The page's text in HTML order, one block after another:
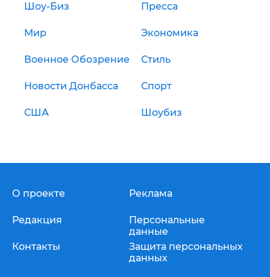
Шоу-Биз Пресса
Мир Экономика
Военное Обозрение Стиль
Новости Донбасса Спорт
США Шоубиз
О проекте
Редакция
Контакты
Реклама
Персональные
данные
Защита персональных
данных